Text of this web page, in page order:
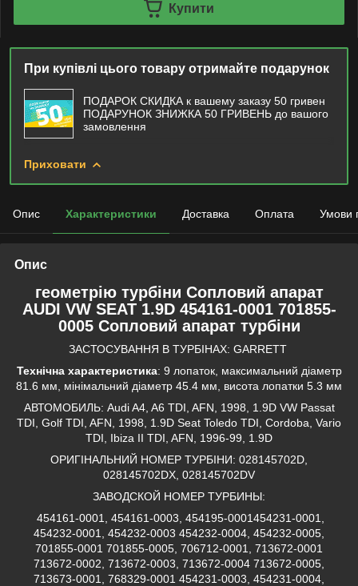
Купити
При купівлі цього товару отримайте подарунок
ПОДАРОК СКИДКА к вашему заказу 50 гривен
ПОДАРУНОК ЗНИЖКА 50 ГРИВЕНЬ до вашого
замовлення
Приховати
Опис Характеристики Доставка Оплата Умови
Опис
геометрію турбіни Сопловий апарат
AUDI VW SEAT 1.9D 454161-0001 701855-
0005 Сопловий апарат турбіни
ЗАСТОСУВАННЯ В ТУРБІНАХ: GARRETT
Технічна характеристика: 9 лопаток, максимальний діаметр
81.6 мм, мінімальний діаметр 45.4 мм, висота лопатки 5.3 мм
АВТОМОБИЛЬ: Audi A4, A6 TDI, AFN, 1998, 1.9D VW Passat
TDI, Golf TDI, AFN, 1998, 1.9D Seat Toledo TDI, Cordoba, Vario
TDI, Ibiza II TDI, AFN, 1996-99, 1.9D
ОРИГІНАЛЬНИЙ НОМЕР ТУРБІНИ: 028145702D,
028145702DX, 028145702DV
ЗАВОДСКОЙ НОМЕР ТУРБИНЫ:
454161-0001, 454161-0003, 454195-0001454231-0001,
454232-0001, 454232-0003 454232-0004, 454232-0005,
701855-0001 701855-0005, 706712-0001, 713672-0001
713672-0002, 713672-0003, 713672-0004 713672-0005,
713673-0001, 768329-0001 454231-0003, 454231-0004,